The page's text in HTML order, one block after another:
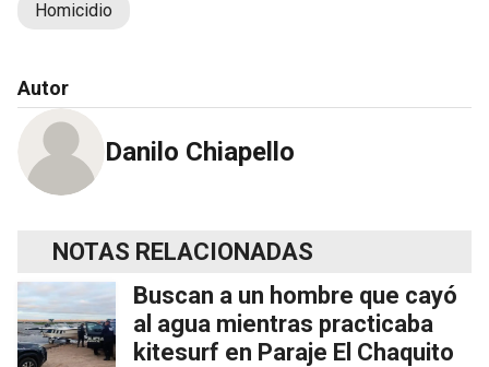
Homicidio
Autor
Danilo Chiapello
NOTAS RELACIONADAS
Buscan a un hombre que cayó
al agua mientras practicaba
kitesurf en Paraje El Chaquito